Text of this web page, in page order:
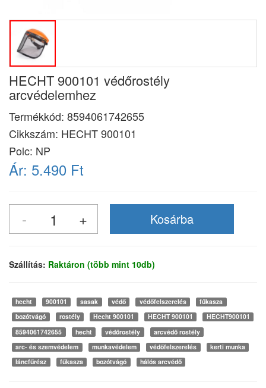
HECHT 900101 védőrostély
arcvédelemhez
Termékkód: 8594061742655
Cikkszám: HECHT 900101
Polc: NP
Ár: 5.490 Ft
Szállítás: Raktáron (több mint 10db)
hecht 900101 sasak védő védőfelszerelés
fűkasza
bozótvágó
rostély Hecht 900101 HECHT 900101
HECHT900101
8594061742655
hecht védőrostély
arcvédő rostély
arc- és szemvédelem
munkavédelem védőfelszerelés
kerti munka
láncfűrész
fűkasza bozótvágó hálós arcvédő